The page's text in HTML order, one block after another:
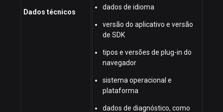
Dados técnicos
dados de idioma
versão do aplicativo e versão
de SDK
tipos e versões de plug-in do
navegador
sistema operacional e
plataforma
dados de diagnóstico, como